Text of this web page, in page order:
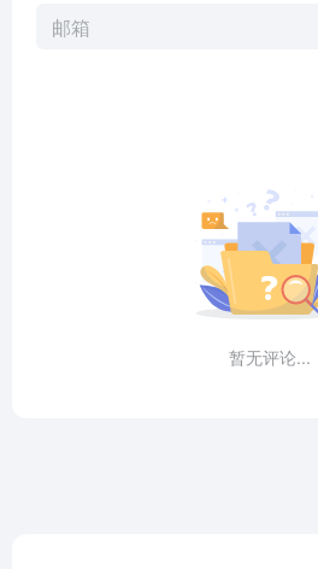
暂无评论...